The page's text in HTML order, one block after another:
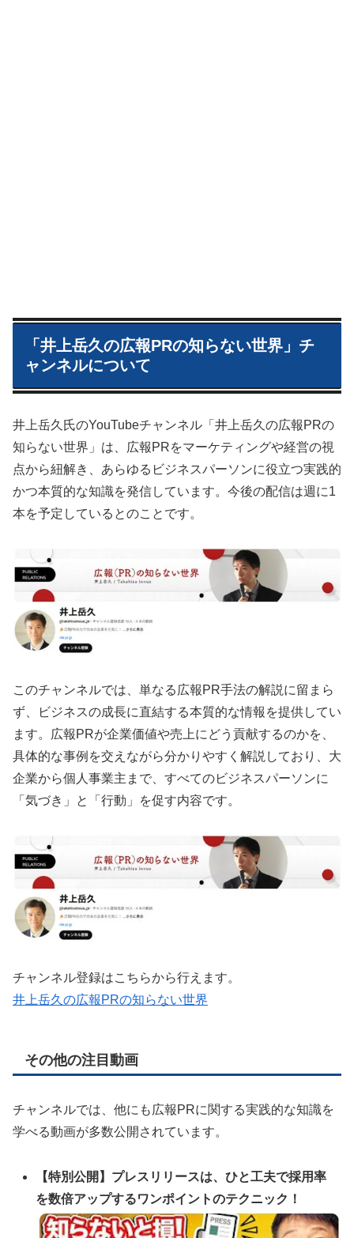
「井上岳久の広報PRの知らない世界」チ
ャンネルについて
井上岳久氏のYouTubeチャンネル「井上岳久の広報PRの
知らない世界」は、広報PRをマーケティングや経営の視
点から紐解き、あらゆるビジネスパーソンに役立つ実践的
かつ本質的な知識を発信しています。今後の配信は週に1
本を予定しているとのことです。
このチャンネルでは、単なる広報PR手法の解説に留まら
ず、ビジネスの成長に直結する本質的な情報を提供してい
ます。広報PRが企業価値や売上にどう貢献するのかを、
具体的な事例を交えながら分かりやすく解説しており、大
企業から個人事業主まで、すべてのビジネスパーソンに
「気づき」と「行動」を促す内容です。
チャンネル登録はこちらから行えます。
井上岳久の広報PRの知らない世界
その他の注目動画
チャンネルでは、他にも広報PRに関する実践的な知識を
学べる動画が多数公開されています。
【特別公開】プレスリリースは、ひと工夫で採用率
を数倍アップするワンポイントのテクニック！